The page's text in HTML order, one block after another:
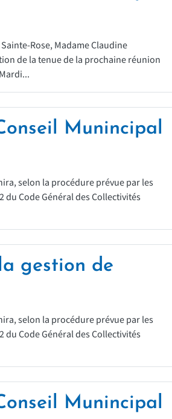
Rose, Madame Claudine
de la tenue de la prochaine réunion
Munincipal
selon la procédure prévue par les
du Code Général des Collectivités
gestion de
selon la procédure prévue par les
du Code Général des Collectivités
Munincipal